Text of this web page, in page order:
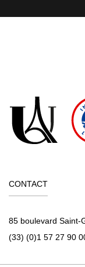
CONTACT
85 boulevard Saint-
(33) (0)1 57 27 90